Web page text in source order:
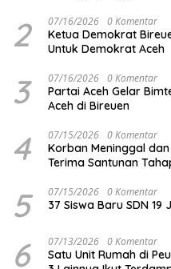
2 07/16/2026 0 Komentar
Ketua Demokrat
Untuk Demokrat Aceh
3 07/16/2026 0 Komentar
Partai Aceh Gelar
Aceh di Bireuen
4 07/15/2026 0 Komentar
Korban Meninggal
Terima Santunan
5 07/15/2026 0 Komentar
37 Siswa Baru SDN
6 07/13/2026 0 Komentar
Satu Unit Rumah di